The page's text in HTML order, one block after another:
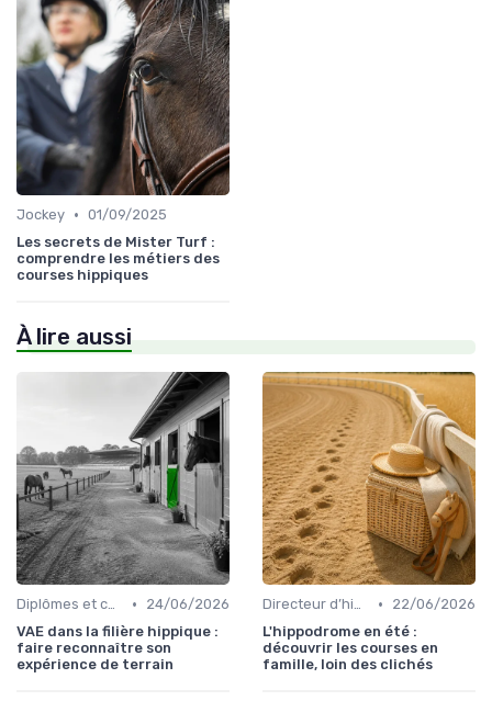
Jockey • 01/09/2025
Les secrets de Mister Turf :
comprendre les métiers des
courses hippiques
À lire aussi
Diplômes et certifications •
24/06/2026
VAE dans la filière hippique :
faire reconnaître son
expérience de terrain
Directeur d’hippodrome •
22/06/2026
L'hippodrome en été :
découvrir les courses en
famille, loin des clichés